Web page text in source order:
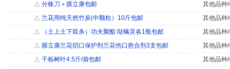
△ 分株刀＋膜立康包邮
其他品种
△ 兰花用纯天然竹炭(中颗粒）10斤包邮
其他品种
△ （土上土下双杀）功夫聚酯 哒螨灵各1瓶包邮
其他品种
△ 膜立康兰花切口保护剂兰花伤口愈合剂3支包邮
其他品种
△ 干栎树叶4.5斤/袋包邮
其他品种